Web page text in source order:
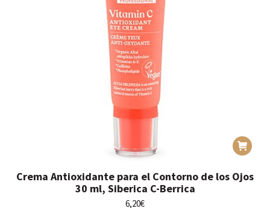
Crema Antioxidante para el Contorno de los Ojos
30 ml, Siberica C-Berrica
6,20€